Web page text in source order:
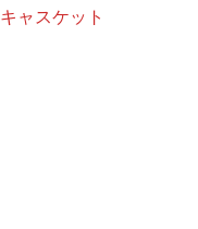
キャスケット